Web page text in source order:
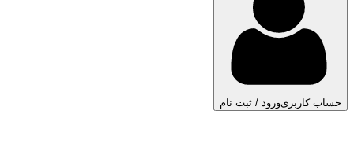
حساب کاربریورود / ثبت نام